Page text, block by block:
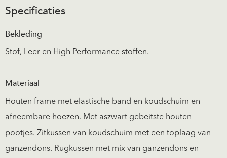
Specificaties
Bekleding
Stof, Leer en High Performance stoffen.
Materiaal
Houten frame met elastische band en koudschuim en
afneembare hoezen. Met aszwart gebeitste houten
pootjes. Zitkussen van koudschuim met een toplaag van
ganzendons. Rugkussen met mix van ganzendons en